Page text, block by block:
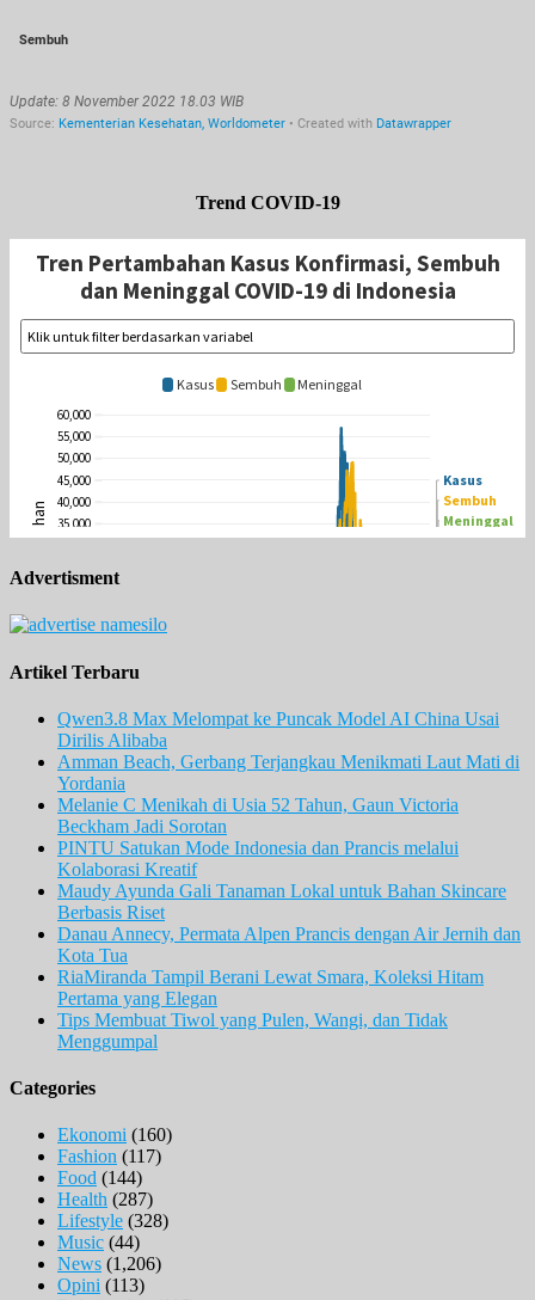
Trend COVID-19
Advertisment
Artikel Terbaru
Qwen3.8 Max Melompat ke Puncak Model AI China Usai
Dirilis Alibaba
Amman Beach, Gerbang Terjangkau Menikmati Laut Mati di
Yordania
Melanie C Menikah di Usia 52 Tahun, Gaun Victoria
Beckham Jadi Sorotan
PINTU Satukan Mode Indonesia dan Prancis melalui
Kolaborasi Kreatif
Maudy Ayunda Gali Tanaman Lokal untuk Bahan Skincare
Berbasis Riset
Danau Annecy, Permata Alpen Prancis dengan Air Jernih dan
Kota Tua
RiaMiranda Tampil Berani Lewat Smara, Koleksi Hitam
Pertama yang Elegan
Tips Membuat Tiwol yang Pulen, Wangi, dan Tidak
Menggumpal
Categories
Ekonomi (160)
Fashion (117)
Food (144)
Health (287)
Lifestyle (328)
Music (44)
News (1,206)
Opini (113)